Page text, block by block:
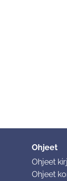
Ohjeet
Ohjeet
Ohjeet